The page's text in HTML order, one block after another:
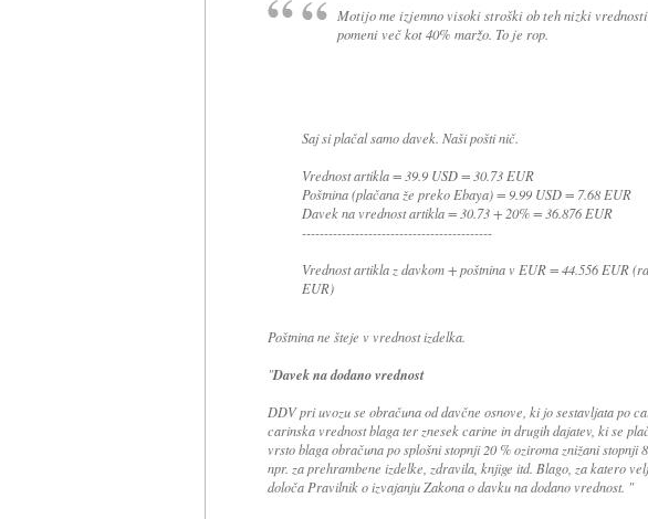
Motijo me izjemno visoki stroški ob teh nizki
pomeni več kot 40% maržo. To je rop.
Saj si plačal samo davek. Naši pošti nič.
Vrednost artikla = 39.9 USD = 30.73 EUR
Poštnina (plačana že preko Ebaya) = 9.99 USD = 7.68 EUR
Davek na vrednost artikla = 30.73 + 20% = 36.876 EUR
-------------------------------------------
Vrednost artikla z davkom + poštnina v EUR = 44.556 EUR
EUR)
Poštnina ne šteje v vrednost izdelka.
"Davek na dodano vrednost
DDV pri uvozu se obračuna od davčne osnove, ki jo sestavljata po
carinska vrednost blaga ter znesek carine in drugih dajatev, ki se
vrsto blaga obračuna po splošni stopnji 20 % oziroma znižani stopnji
npr. za prehrambene izdelke, zdravila, knjige itd. Blago, za katero
določa Pravilnik o izvajanju Zakona o davku na dodano vrednost. "